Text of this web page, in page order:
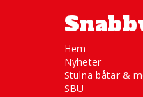
Hem
Nyheter
Stulna båtar &
SBU